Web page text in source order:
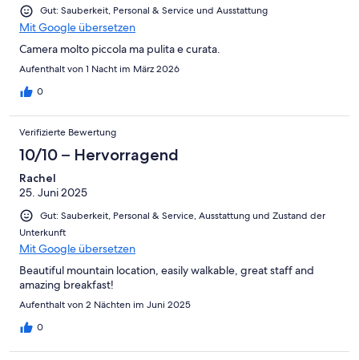
Gut: Sauberkeit, Personal & Service und Ausstattung
Mit Google übersetzen
Camera molto piccola ma pulita e curata.
Aufenthalt von 1 Nacht im März 2026
0
Verifizierte Bewertung
10/10 – Hervorragend
Rachel
25. Juni 2025
Gut: Sauberkeit, Personal & Service, Ausstattung und Zustand der
Unterkunft
Mit Google übersetzen
Beautiful mountain location, easily walkable, great staff and
amazing breakfast!
Aufenthalt von 2 Nächten im Juni 2025
0